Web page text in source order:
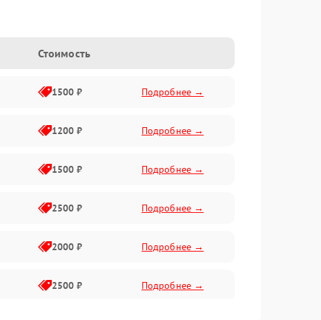
Стоимость
1500 ₽ Подробнее →
1200 ₽ Подробнее →
1500 ₽ Подробнее →
2500 ₽ Подробнее →
2000 ₽ Подробнее →
2500 ₽ Подробнее →